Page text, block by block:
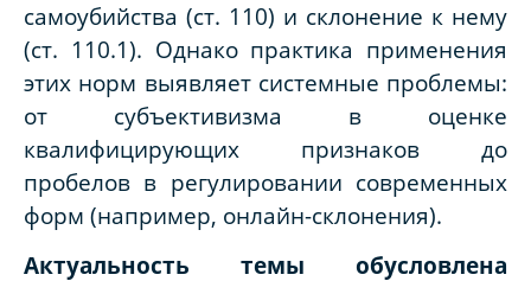
самоубийства (ст. 110) и склонение к нему
(ст. 110.1). Однако практика применения
этих норм выявляет системные проблемы:
от субъективизма в оценке
квалифицирующих признаков до
пробелов в регулировании современных
форм (например, онлайн-склонения).
Актуальность темы обусловлена